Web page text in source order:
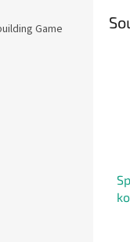
Game